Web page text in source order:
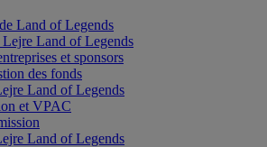
Land of Legends
Land of Legends
et sponsors
des fonds
Land of Legends
et VPAC
Land of Legends